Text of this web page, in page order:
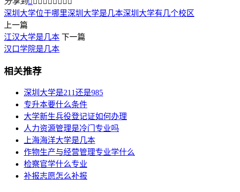
深圳大学位于哪里深圳大学是几本深圳大学有几个校区
上一篇
江汉大学是几本 下一篇
汉口学院是几本
相关推荐
深圳大学是211还是985
专升本要什么条件
大学新生兵役登记证如何办理
人力资源管理是冷门专业吗
上海海洋大学是几本
作物生产与经营管理专业学什么
检察官学什么专业
补报志愿怎么补报